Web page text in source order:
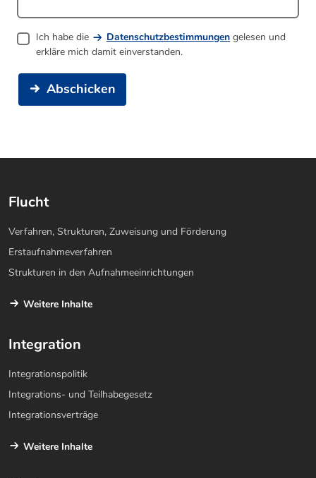
Ich habe die Datenschutzbestimmungen gelesen und
erkläre mich damit einverstanden.
Abschicken
Flucht
Verfahren, Strukturen, Zuweisung und Förderung
Erstaufnahmeverfahren
Strukturen in den Aufnahmeeinrichtungen
Weitere Inhalte
Integration
Integrationspolitik
Integrations- und Teilhabegesetz
Integrationsverträge
Weitere Inhalte